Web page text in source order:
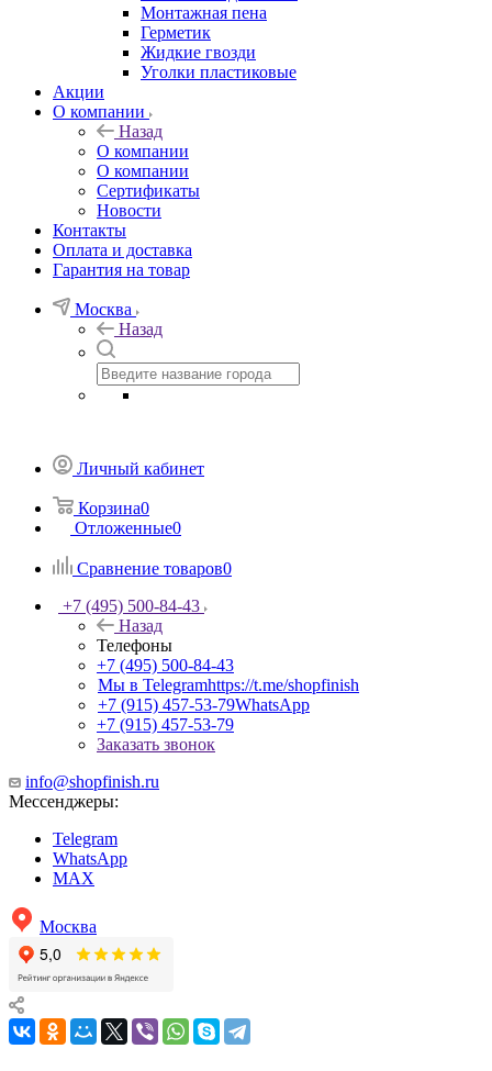
Монтажная пена
Герметик
Жидкие гвозди
Уголки пластиковые
Акции
О компании
Назад
О компании
О компании
Сертификаты
Новости
Контакты
Оплата и доставка
Гарантия на товар
Москва
Назад
Личный кабинет
Корзина0
Отложенные0
Сравнение товаров0
+7 (495) 500-84-43
Назад
Телефоны
+7 (495) 500-84-43
Мы в Telegramhttps://t.me/shopfinish
+7 (915) 457-53-79WhatsApp
+7 (915) 457-53-79
Заказать звонок
info@shopfinish.ru
Мессенджеры:
Telegram
WhatsApp
MAX
Москва